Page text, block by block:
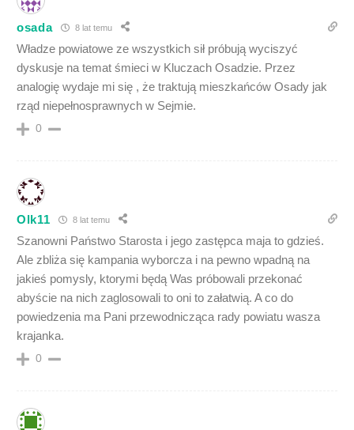
osada 8 lat temu
Władze powiatowe ze wszystkich sił próbują wyciszyć
dyskusje na temat śmieci w Kluczach Osadzie. Przez
analogię wydaje mi się , że traktują mieszkańców Osady jak
rząd niepełnosprawnych w Sejmie.
0
Olk11 8 lat temu
Szanowni Państwo Starosta i jego zastępca maja to gdzieś.
Ale zbliża się kampania wyborcza i na pewno wpadną na
jakieś pomysly, ktorymi będą Was próbowali przekonać
abyście na nich zaglosowali to oni to załatwią. A co do
powiedzenia ma Pani przewodnicząca rady powiatu wasza
krajanka.
0